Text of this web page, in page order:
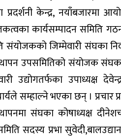
प्रदर्शनी केन्द्र, नयाँबजारमा
कार्यसम्पादन समिति
संयोजकको जिम्मेवारी संघका
उपसमितिको संयोजक संघका
उद्योगतर्फका उपाध्यक्ष
सम्हाल्ने भएका छन् ।
संघका कोषाध्यक्ष
सदस्य प्रभा